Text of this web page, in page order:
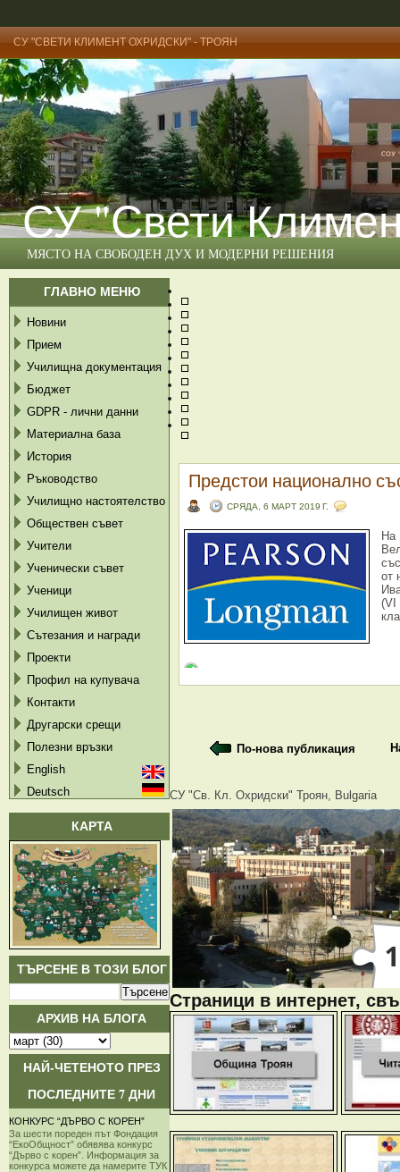
СУ "СВЕТИ КЛИМЕНТ ОХРИДСКИ" - ТРОЯН
СУ "Свети
МЯСТО НА СВОБОДЕН ДУХ И МОДЕРНИ РЕШЕНИЯ
ГЛАВНО МЕНЮ
Новини
Прием
Училищна документация
Бюджет
GDPR - лични данни
Материална база
История
Ръководство
Училищно настоятелство
Обществен съвет
Учители
Ученически съвет
Ученици
Училищен живот
Сътезания и награди
Проекти
Профил на купувача
Контакти
Другарски срещи
Полезни връзки
English
Deutsch
КАРТА
ТЪРСЕНЕ В ТОЗИ БЛОГ
АРХИВ НА БЛОГА
НАЙ-ЧЕТЕНОТО ПРЕЗ
ПОСЛЕДНИТЕ 7 ДНИ
КОНКУРС “ДЪРВО С КОРЕН”
За шести пореден път Фондация
“ЕкоОбщност” обявява конкурс
“Дърво с корен”. Информация за
конкурса можете да намерите ТУК
Предстои национално
СРЯДА, 6 МАРТ 2019 Г.
На
от
(VI
По-нова публикация
СУ "Св. Кл. Охридски" Троян, Bulgaria
Страници в интернет,